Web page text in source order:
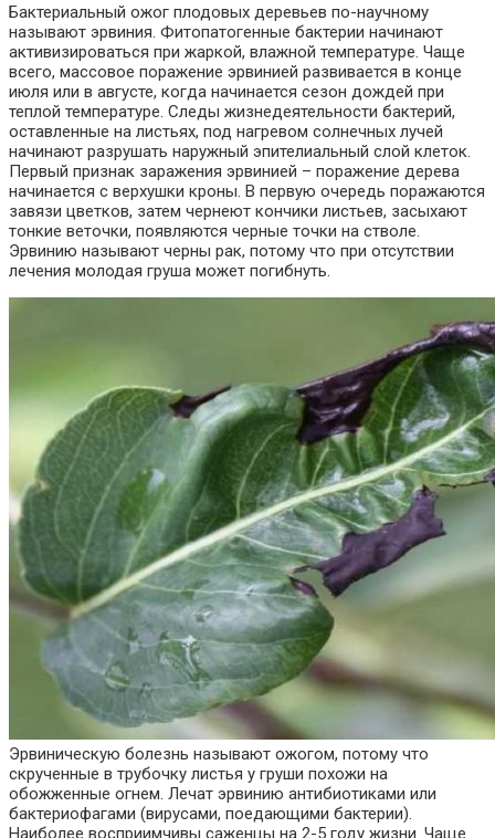
Бактериальный ожог плодовых деревьев по-научному
называют эрвиния. Фитопатогенные бактерии начинают
активизироваться при жаркой, влажной температуре. Чаще
всего, массовое поражение эрвинией развивается в конце
июля или в августе, когда начинается сезон дождей при
теплой температуре. Следы жизнедеятельности бактерий,
оставленные на листьях, под нагревом солнечных лучей
начинают разрушать наружный эпителиальный слой клеток.
Первый признак заражения эрвинией – поражение дерева
начинается с верхушки кроны. В первую очередь поражаются
завязи цветков, затем чернеют кончики листьев, засыхают
тонкие веточки, появляются черные точки на стволе.
Эрвинию называют черны рак, потому что при отсутствии
лечения молодая груша может погибнуть.
Эрвиническую болезнь называют ожогом, потому что
скрученные в трубочку листья у груши похожи на
обожженные огнем. Лечат эрвинию антибиотиками или
бактериофагами (вирусами, поедающими бактерии).
Наиболее восприимчивы саженцы на 2-5 году жизни. Чаще